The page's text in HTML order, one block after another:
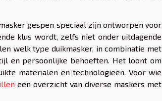
gespen speciaal zijn ontworpen voor
klus wordt, zelfs niet onder uitdagende
welk type duikmasker, in combinatie met
en persoonlijke behoeften. Het loont om
materialen en technologieën. Voor wie
een overzicht van diverse maskers met